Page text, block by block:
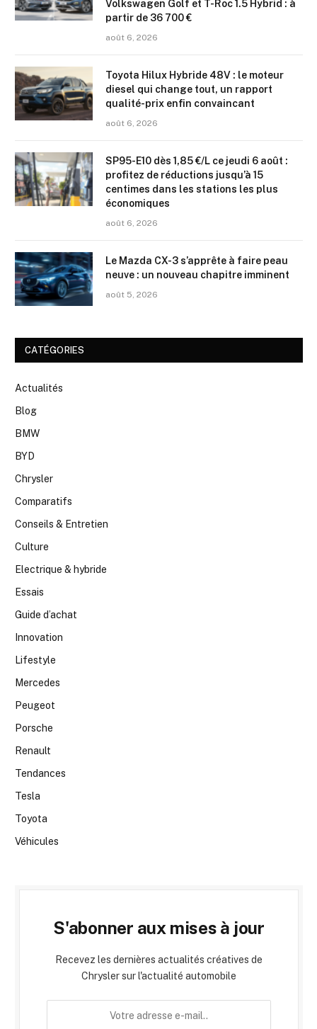
Volkswagen Golf et T-Roc 1.5 Hybrid : à
partir de 36 700 €
août 6, 2026
Toyota Hilux Hybride 48V : le moteur
diesel qui change tout, un rapport
qualité-prix enfin convaincant
août 6, 2026
SP95-E10 dès 1,85 €/L ce jeudi 6 août :
profitez de réductions jusqu’à 15
centimes dans les stations les plus
économiques
août 6, 2026
Le Mazda CX-3 s’apprête à faire peau
neuve : un nouveau chapitre imminent
août 5, 2026
CATÉGORIES
Actualités
Blog
BMW
BYD
Chrysler
Comparatifs
Conseils & Entretien
Culture
Electrique & hybride
Essais
Guide d’achat
Innovation
Lifestyle
Mercedes
Peugeot
Porsche
Renault
Tendances
Tesla
Toyota
Véhicules
S'abonner aux mises à jour
Recevez les dernières actualités créatives de
Chrysler sur l'actualité automobile